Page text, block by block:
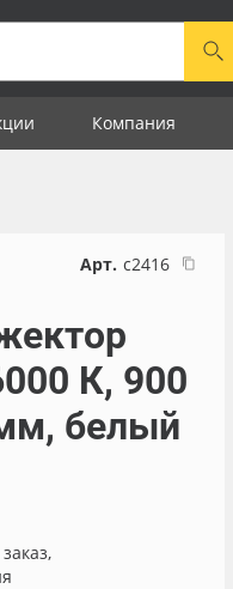
Компания
Арт. с2416
К, 900
белый